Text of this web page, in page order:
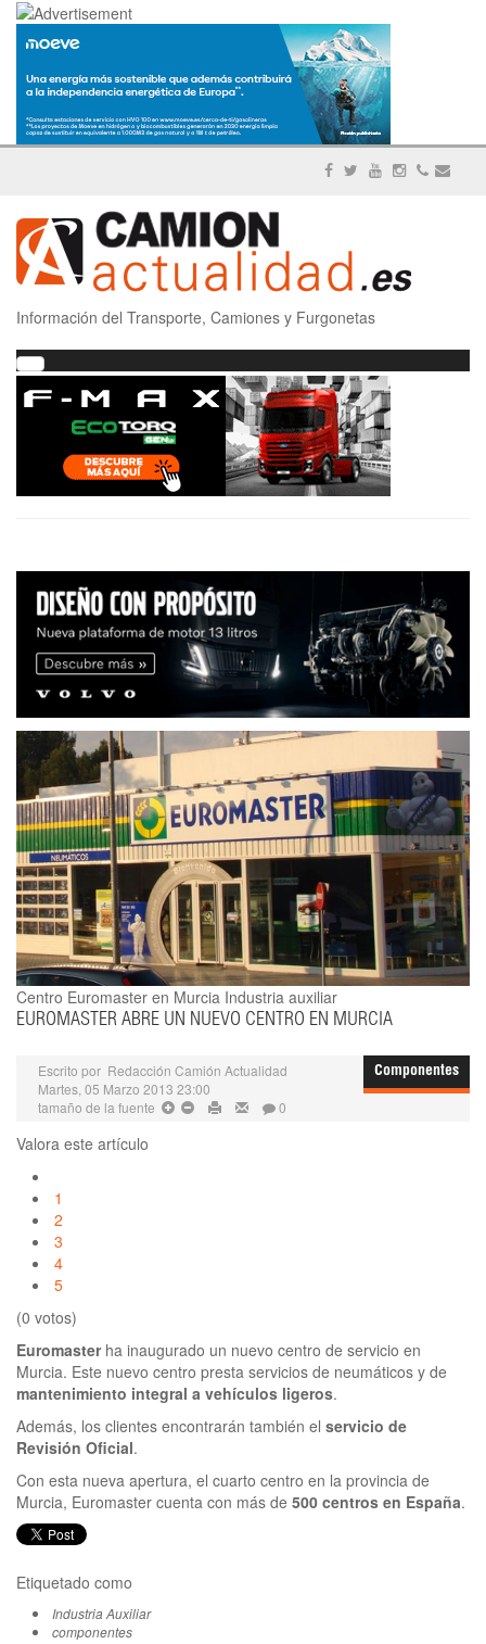
Información del Transporte, Camiones y Furgonetas
Centro Euromaster en Murcia Industria auxiliar
EUROMASTER ABRE UN NUEVO CENTRO EN MURCIA
Componentes
Escrito por Redacción Camión Actualidad
Martes, 05 Marzo 2013 23:00
tamaño de la fuente
0
Valora este artículo
1
2
3
4
5
(0 votos)
Euromasterha inaugurado un nuevo centro de servicio en
Murcia. Este nuevo centro presta servicios de neumáticos y de
mantenimiento integral a vehículos ligeros.
Además, los clientes encontrarán también el servicio de
Revisión Oficial.
Con esta nueva apertura, el cuarto centro en la provincia de
Murcia, Euromaster cuenta con más de 500 centros en España.
Etiquetado como
Industria Auxiliar
componentes